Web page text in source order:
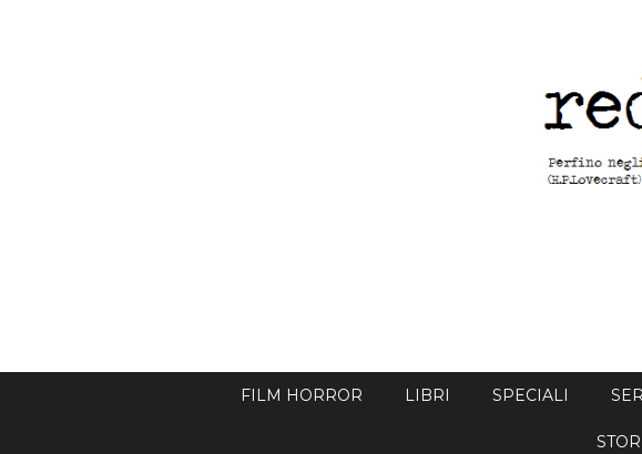
FILM HORROR LIBRI SPECIALI